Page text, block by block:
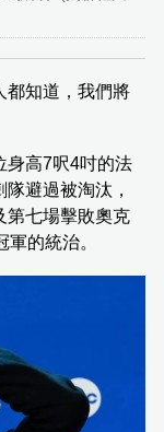
都知道，我們將
身高7呎4吋的法
避過被淘汰，
第七場擊敗奧克
的統治。